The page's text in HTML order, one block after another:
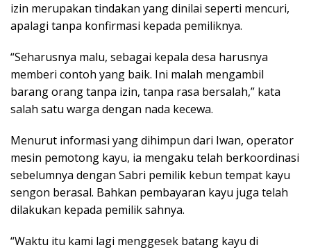
izin merupakan tindakan yang dinilai seperti mencuri,
apalagi tanpa konfirmasi kepada pemiliknya.
“Seharusnya malu, sebagai kepala desa harusnya
memberi contoh yang baik. Ini malah mengambil
barang orang tanpa izin, tanpa rasa bersalah,” kata
salah satu warga dengan nada kecewa.
Menurut informasi yang dihimpun dari Iwan, operator
mesin pemotong kayu, ia mengaku telah berkoordinasi
sebelumnya dengan Sabri pemilik kebun tempat kayu
sengon berasal. Bahkan pembayaran kayu juga telah
dilakukan kepada pemilik sahnya.
“Waktu itu kami lagi menggesek batang kayu di